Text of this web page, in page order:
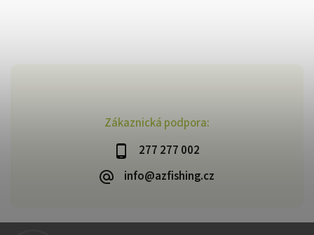
Zákaznická podpora:
277 277 002
info@azfishing.cz